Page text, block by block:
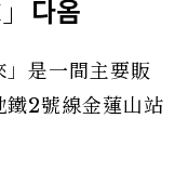
다옴
是一間主要販
鐵2號線金蓮山站